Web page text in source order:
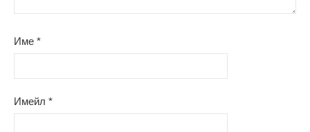
Име *
Имейл *